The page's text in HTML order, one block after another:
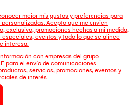
mejor mis gustos y preferencias para
Acepto que me envien
exclusivo, promociones hechas a mi medida,
eventos y todo lo que se alinee
interesa.
con empresas del grupo
para el envío de comunicaciones
servicios, promociones, eventos y
de interés.